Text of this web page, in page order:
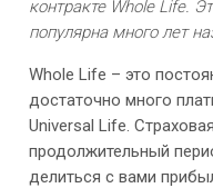
контракте Whole Life.
популярна много лет
Whole Life – это
достаточно много
Universal Life.
продолжительный
делиться с вами